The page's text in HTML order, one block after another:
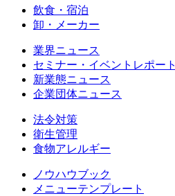
飲食・宿泊
卸・メーカー
業界ニュース
セミナー・イベントレポート
新業態ニュース
企業団体ニュース
法令対策
衛生管理
食物アレルギー
ノウハウブック
メニューテンプレート